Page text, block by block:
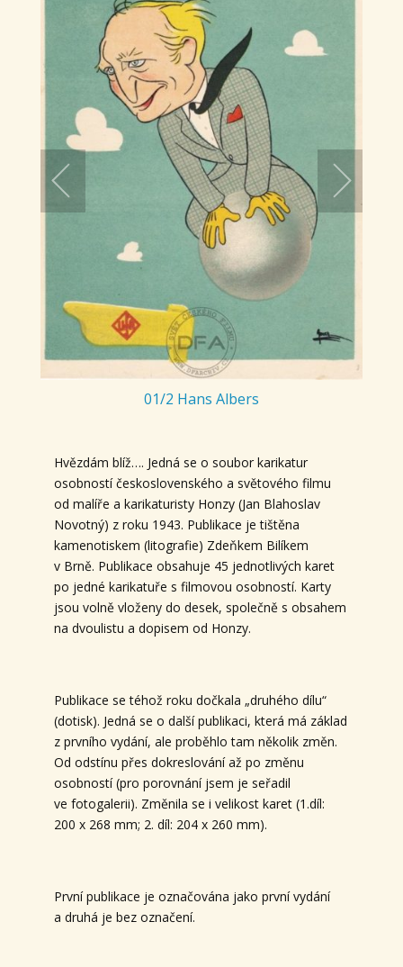
01/2 Hans Albers
Hvězdám blíž…. Jedná se o soubor karikatur
osobností československého a světového filmu
od malíře a karikaturisty Honzy (Jan Blahoslav
Novotný) z roku 1943. Publikace je tištěna
kamenotiskem (litografie) Zdeňkem Bilíkem
v Brně. Publikace obsahuje 45 jednotlivých karet
po jedné karikatuře s filmovou osobností. Karty
jsou volně vloženy do desek, společně s obsahem
na dvoulistu a dopisem od Honzy.
Publikace se téhož roku dočkala „druhého dílu“
(dotisk). Jedná se o další publikaci, která má základ
z prvního vydání, ale proběhlo tam několik změn.
Od odstínu přes dokreslování až po změnu
osobností (pro porovnání jsem je seřadil
ve fotogalerii). Změnila se i velikost karet (1.díl:
200 x 268 mm; 2. díl: 204 x 260 mm).
První publikace je označována jako první vydání
a druhá je bez označení.